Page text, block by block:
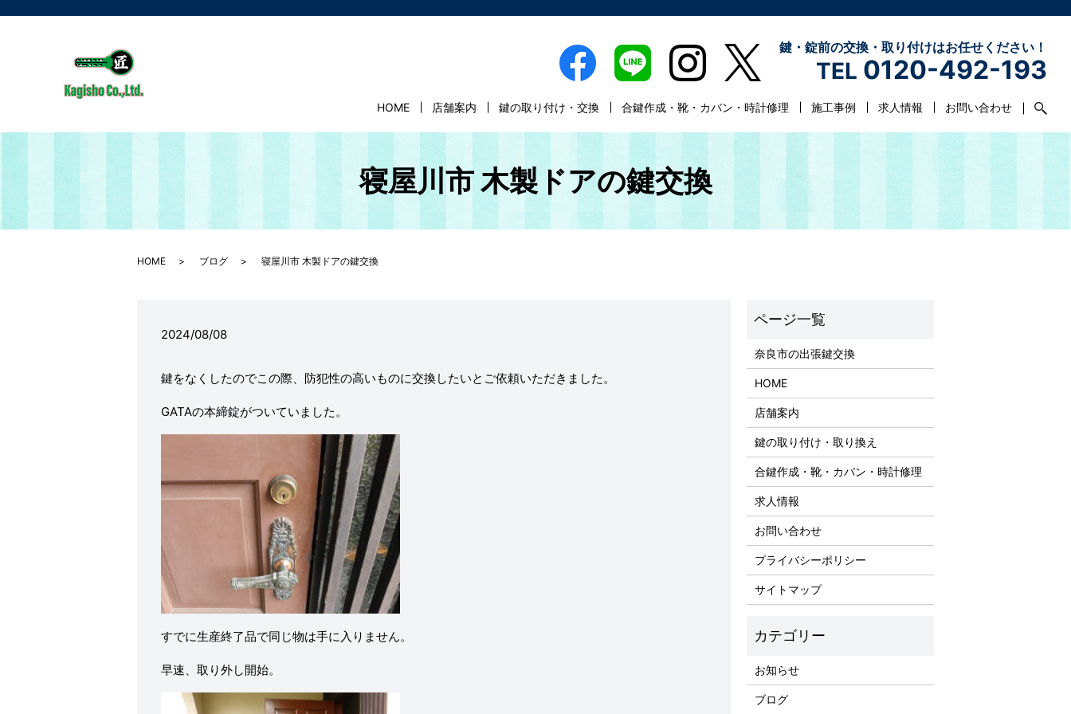
鍵・錠前の交換・取り付けはお任せください！
TEL 0120-492-193
HOME 店舗案内 鍵の取り付け・交換 合鍵作成・靴・カバン・時計修理 施工事例 求人情報 お問い合わせ
寝屋川市 木製ドアの鍵交換
HOME ブログ 寝屋川市 木製ドアの鍵交換
2024/08/08
鍵をなくしたのでこの際、防犯性の高いものに交換したいとご依頼いただきました。
GATAの本締錠がついていました。
すでに生産終了品で同じ物は手に入りません。
早速、取り外し開始。
奈良市の出張鍵交換
HOME
店舗案内
鍵の取り付け・取り換え
合鍵作成・靴・カバン・時計修理
求人情報
お問い合わせ
プライバシーポリシー
サイトマップ
お知らせ
ブログ